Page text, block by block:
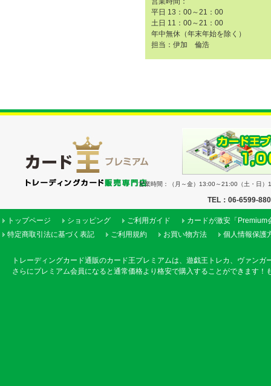
平日 13：00～21：00
土日 11：00～21：00
年中無休（年末年始を除く）
担当：伊加 倫浩
営業時間：（月～金）13:00～21:00（土・日
TEL：06-6599-
トップページ ショッピング ご利用ガイド
カードが激安「Premium
特定商取引法に基づく表記
ご利用規約 お買い物方法 個人情報保護
トレーディングカード通販のカード王プレミアムは、遊戯王トレカ、ヴァン
さらにプレミアム会員になると通常価格より格安で購入することができます